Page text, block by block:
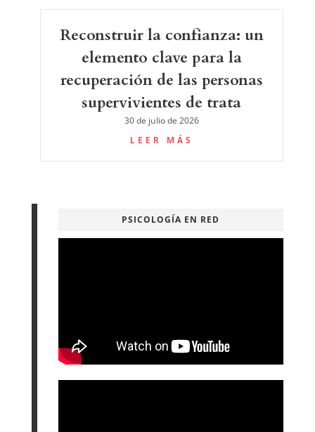
Reconstruir la confianza: un
elemento clave para la
recuperación de las personas
supervivientes de trata
30 de julio de 2026
LEER MÁS
PSICOLOGÍA EN RED